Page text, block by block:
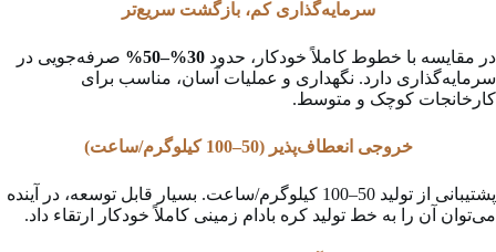
سرمایه‌گذاری کم، بازگشت سریع‌تر
در مقایسه با خطوط کاملاً خودکار، حدود
صرفه‌جویی در
سرمایه‌گذاری دارد. نگهداری و عملیات آسان، مناسب برای
کارخانجات کوچک و متوسط.
خروجی انعطاف‌پذیر (50–100 کیلوگرم/ساعت)
پشتیبانی از تولید 50–100 کیلوگرم/ساعت. بسیار قابل توسعه، در آینده
می‌توان آن را به خط تولید کره بادام زمینی کاملاً خودکار ارتقاء داد.